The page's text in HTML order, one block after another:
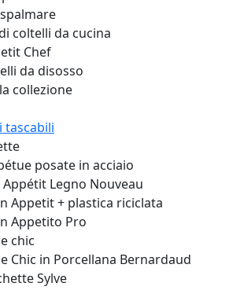
coltelli da cucina
Chef
da disosso
collezione
tascabili
posate in acciaio
Appétit Legno Nouveau
Appetit + plastica riciclata
Appetito Pro
chic
Chic in Porcellana Bernardaud
Sylve